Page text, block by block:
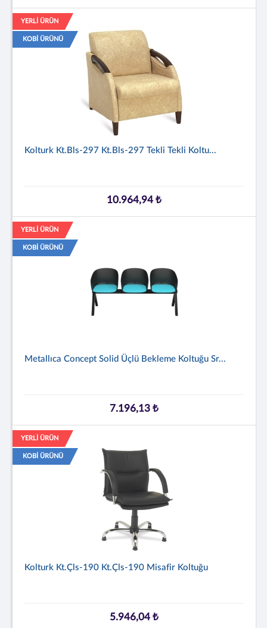
YERLİ ÜRÜN
KOBİ ÜRÜNÜ
Kolturk Kt.bls-297 Kt.bls-297 Tekli Tekli Koltu...
10.964,94 ₺
YERLİ ÜRÜN
KOBİ ÜRÜNÜ
Metallıca Concept Solid Üçlü Bekleme Koltuğu Sr...
7.196,13 ₺
YERLİ ÜRÜN
KOBİ ÜRÜNÜ
Kolturk Kt.çls-190 Kt.çls-190 Misafir Koltuğu
5.946,04 ₺